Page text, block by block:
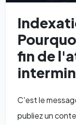
fin de
C'est le
publiez un